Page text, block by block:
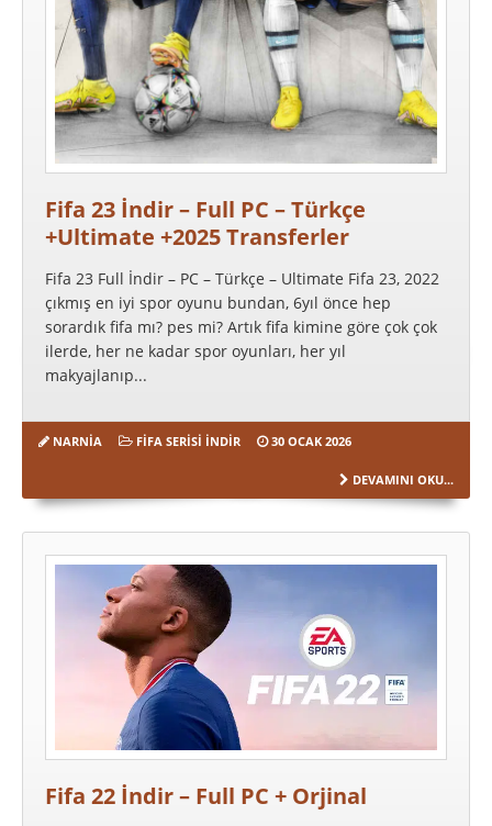
Fifa 23 İndir – Full PC – Türkçe
+Ultimate +2025 Transferler
Fifa 23 Full İndir – PC – Türkçe – Ultimate Fifa 23, 2022
çıkmış en iyi spor oyunu bundan, 6yıl önce hep
sorardık fifa mı? pes mi? Artık fifa kimine göre çok çok
ilerde, her ne kadar spor oyunları, her yıl
makyajlanıp...
NARNIA FIFA SERISI İNDIR 30 OCAK 2026
DEVAMINI OKU...
Fifa 22 İndir – Full PC + Orjinal